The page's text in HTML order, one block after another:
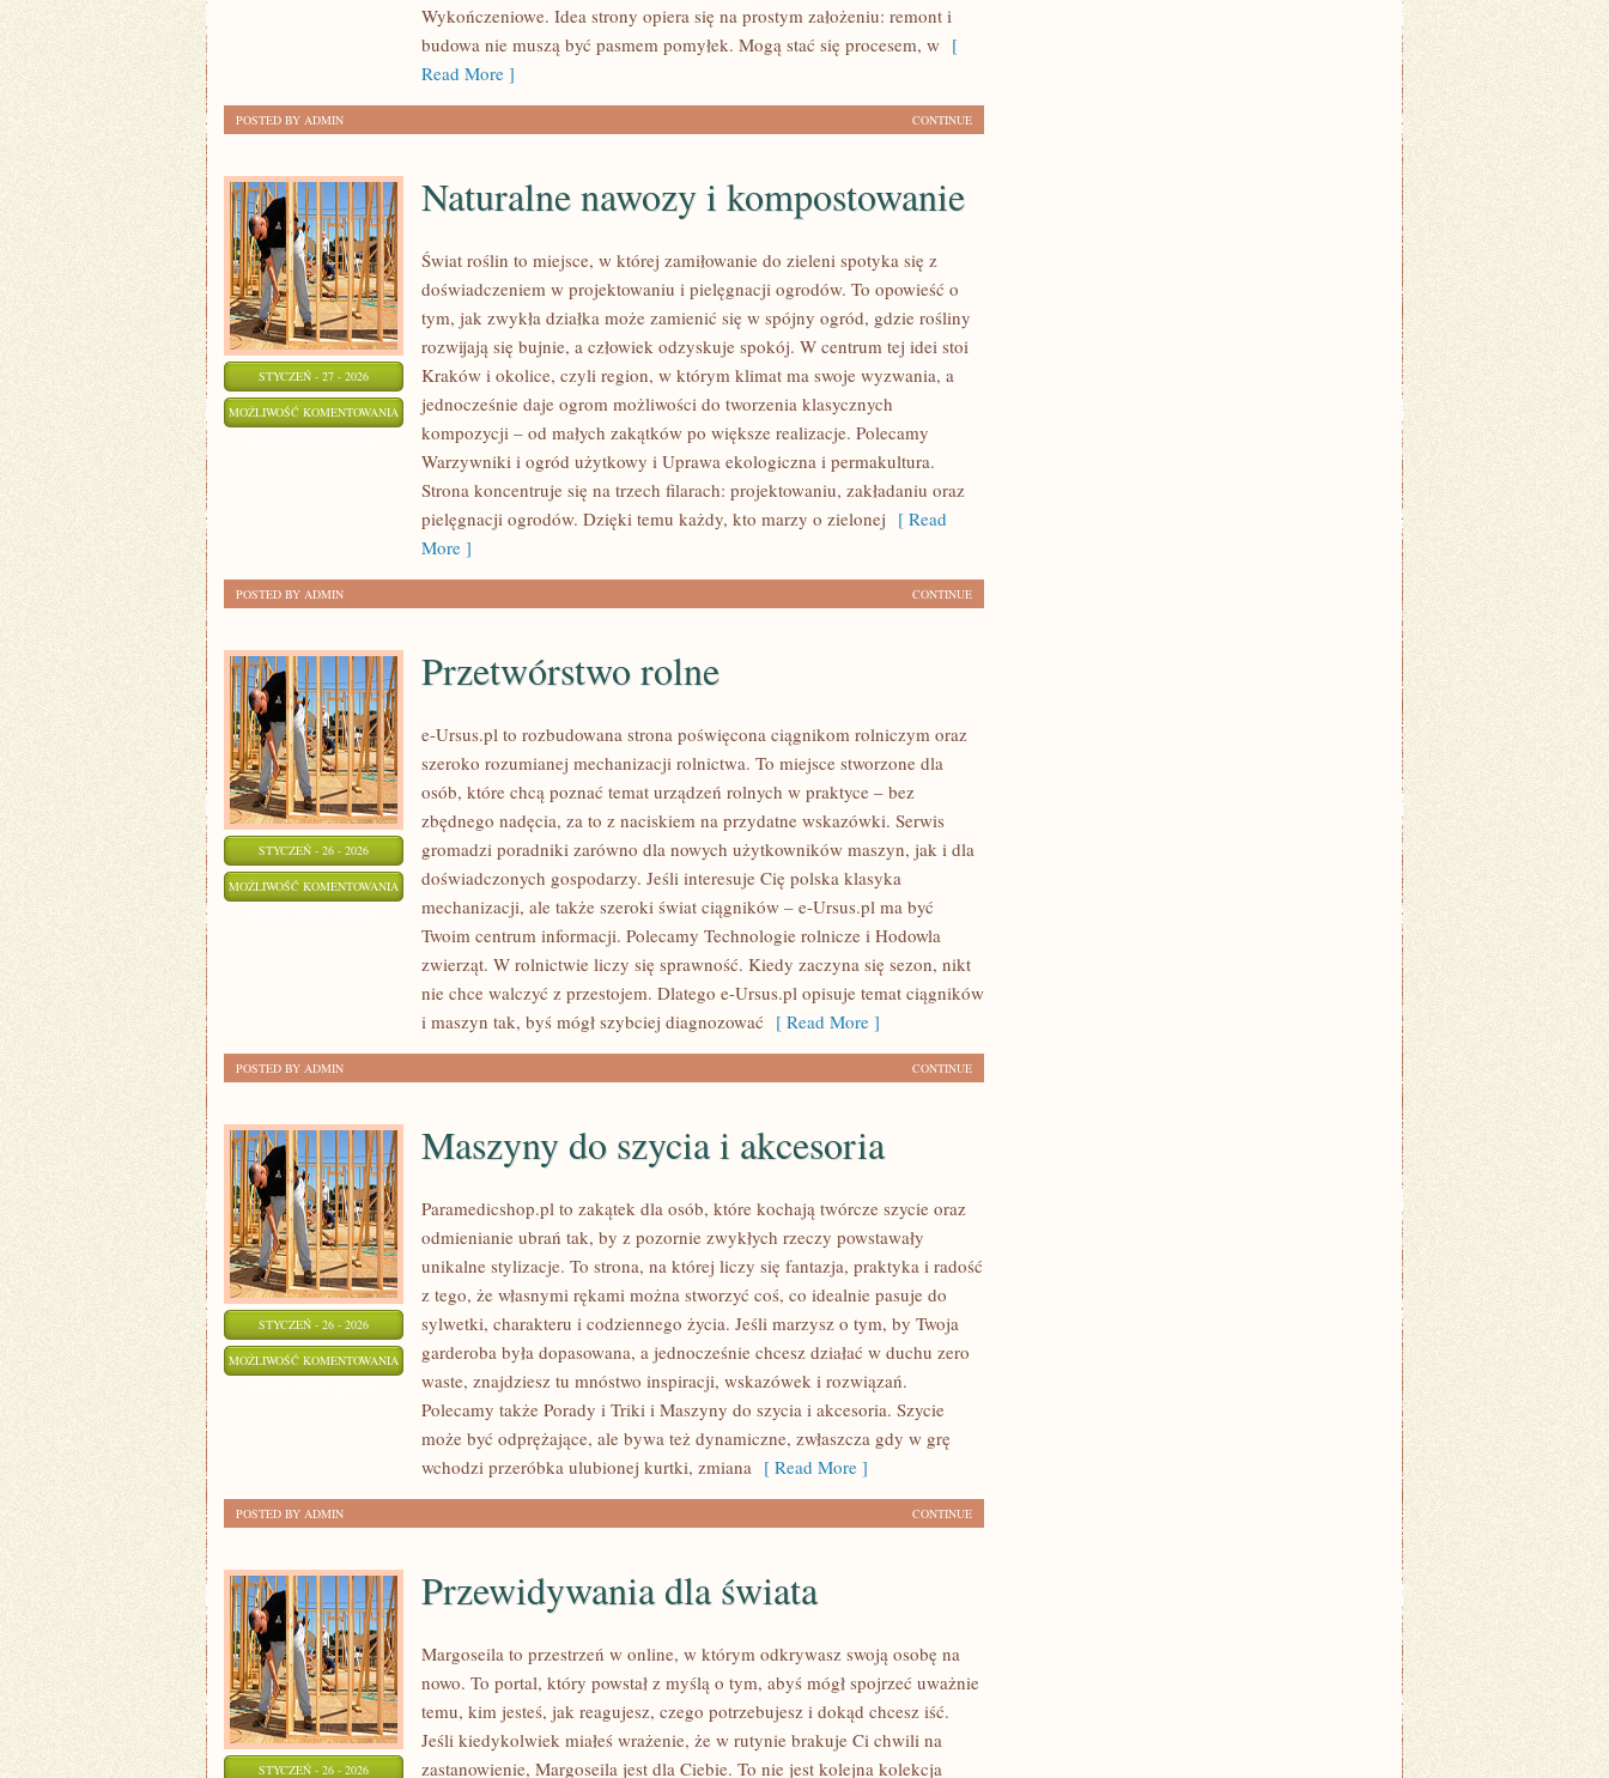
Wykończeniowe. Idea strony opiera się na prostym założeniu: remont i
budowa nie muszą być pasmem pomyłek. Mogą stać się procesem, w [
Read More ]
CONTINUE
POSTED BY ADMIN
STYCZEŃ - 27 - 2026
MOŻLIWOŚĆ KOMENTOWANIA NATURALNE
NAWOZY
KOMPOSTOWANIE
Naturalne nawozy i kompostowanie
Świat roślin to miejsce, w której zamiłowanie do zieleni spotyka się z
doświadczeniem w projektowaniu i pielęgnacji ogrodów. To opowieść o
tym, jak zwykła działka może zamienić się w spójny ogród, gdzie rośliny
rozwijają się bujnie, a człowiek odzyskuje spokój. W centrum tej idei stoi
Kraków i okolice, czyli region, w którym klimat ma swoje wyzwania, a
jednocześnie daje ogrom możliwości do tworzenia klasycznych
kompozycji – od małych zakątków po większe realizacje. Polecamy
Warzywniki i ogród użytkowy i Uprawa ekologiczna i permakultura.
Strona koncentruje się na trzech filarach: projektowaniu, zakładaniu oraz
pielęgnacji ogrodów. Dzięki temu każdy, kto marzy o zielonej [ Read
More ]
CONTINUE
POSTED BY ADMIN
STYCZEŃ - 26 - 2026
MOŻLIWOŚĆ KOMENTOWANIA PRZETWÓRSTWO
ROLNE
Przetwórstwo rolne
e-Ursus.pl to rozbudowana strona poświęcona ciągnikom rolniczym oraz
szeroko rozumianej mechanizacji rolnictwa. To miejsce stworzone dla
osób, które chcą poznać temat urządzeń rolnych w praktyce – bez
zbędnego nadęcia, za to z naciskiem na przydatne wskazówki. Serwis
gromadzi poradniki zarówno dla nowych użytkowników maszyn, jak i dla
doświadczonych gospodarzy. Jeśli interesuje Cię polska klasyka
mechanizacji, ale także szeroki świat ciągników – e-Ursus.pl ma być
Twoim centrum informacji. Polecamy Technologie rolnicze i Hodowla
zwierząt. W rolnictwie liczy się sprawność. Kiedy zaczyna się sezon, nikt
nie chce walczyć z przestojem. Dlatego e-Ursus.pl opisuje temat ciągników
i maszyn tak, byś mógł szybciej diagnozować [ Read More ]
CONTINUE
POSTED BY ADMIN
STYCZEŃ - 26 - 2026
MOŻLIWOŚĆ KOMENTOWANIA MASZYNY
SZYCIA
AKCESORIA
Maszyny do szycia i akcesoria
Paramedicshop.pl to zakątek dla osób, które kochają twórcze szycie oraz
odmienianie ubrań tak, by z pozornie zwykłych rzeczy powstawały
unikalne stylizacje. To strona, na której liczy się fantazja, praktyka i radość
z tego, że własnymi rękami można stworzyć coś, co idealnie pasuje do
sylwetki, charakteru i codziennego życia. Jeśli marzysz o tym, by Twoja
garderoba była dopasowana, a jednocześnie chcesz działać w duchu zero
waste, znajdziesz tu mnóstwo inspiracji, wskazówek i rozwiązań.
Polecamy także Porady i Triki i Maszyny do szycia i akcesoria. Szycie
może być odprężające, ale bywa też dynamiczne, zwłaszcza gdy w grę
wchodzi przeróbka ulubionej kurtki, zmiana [ Read More ]
CONTINUE
POSTED BY ADMIN
STYCZEŃ - 26 - 2026
Przewidywania dla świata
Margoseila to przestrzeń w online, w którym odkrywasz swoją osobę na
nowo. To portal, który powstał z myślą o tym, abyś mógł spojrzeć uważnie
temu, kim jesteś, jak reagujesz, czego potrzebujesz i dokąd chcesz iść.
Jeśli kiedykolwiek miałeś wrażenie, że w rutynie brakuje Ci chwili na
zastanowienie, Margoseila jest dla Ciebie. To nie jest kolejna kolekcja